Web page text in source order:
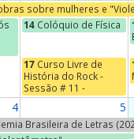
sobre mulheres e
na
14 Colóquio de Física
17 Curso Livre de
História do Rock -
Sessão # 11 -
Começos do Indie
4 5
Brasileira de Letras